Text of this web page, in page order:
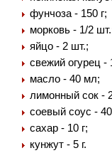
фунчоза - 150 г;
морковь - 1/2
яйцо - 2 шт.;
свежий огурец -
масло - 40 мл;
лимонный сок -
соевый соус -
сахар - 10 г;
кунжут - 5 г.